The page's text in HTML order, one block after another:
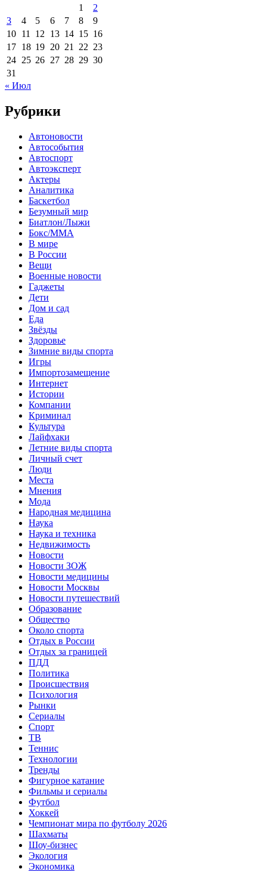
1
2
3
4 5 6 7 8
9
10 11 12 13 14 15 16
17 18 19 20 21 22 23
24 25 26 27 28 29 30
31
« Июл
Рубрики
Автоновости
Автособытия
Автоспорт
Автоэксперт
Актеры
Аналитика
Баскетбол
Безумный мир
Биатлон/Лыжи
Бокс/MMA
В мире
В России
Вещи
Военные новости
Гаджеты
Дети
Дом и сад
Еда
Звёзды
Здоровье
Зимние виды спорта
Игры
Импортозамещение
Интернет
Истории
Компании
Криминал
Культура
Лайфхаки
Летние виды спорта
Личный счет
Люди
Места
Мнения
Мода
Народная медицина
Наука
Наука и техника
Недвижимость
Новости
Новости ЗОЖ
Новости медицины
Новости Москвы
Новости путешествий
Образование
Общество
Около спорта
Отдых в России
Отдых за границей
ПДД
Политика
Происшествия
Психология
Рынки
Сериалы
Спорт
ТВ
Теннис
Технологии
Тренды
Фигурное катание
Фильмы и сериалы
Футбол
Хоккей
Чемпионат мира по футболу 2026
Шахматы
Шоу-бизнес
Экология
Экономика